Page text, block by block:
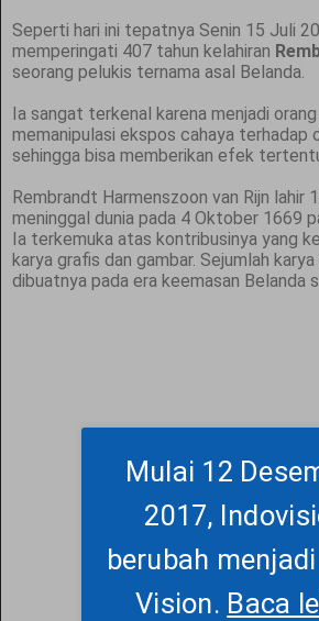
Mulai 12
2017,
berubah
Vision. Baca
Seperti hari ini tepatnya Senin 15 Juli
memperingati 407 tahun kelahiran
seorang pelukis ternama asal Belanda.
Ia sangat terkenal karena menjadi
memanipulasi ekspos cahaya terhadap
sehingga bisa memberikan efek
Rembrandt Harmenszoon van Rijn lahir
meninggal dunia pada 4 Oktober 1669
Ia terkemuka atas kontribusinya yang
karya grafis dan gambar. Sejumlah
dibuatnya pada era keemasan Belanda